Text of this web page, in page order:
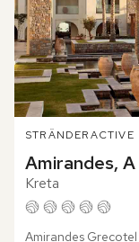
STRÄNDERACTIVE
Amirandes,
Kreta
Amirandes